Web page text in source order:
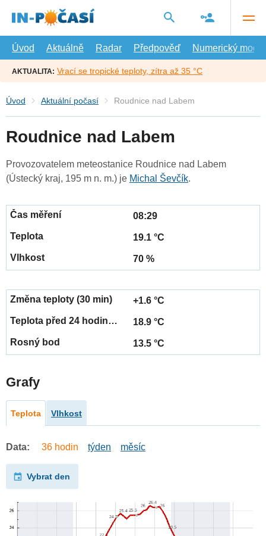
hlavní
Úvod
Aktuálně Radar Předpověď Numerický model
AKTUALITA: Vrací se tropické teploty, zítra až 35 °C
Úvod Aktuální počasí Roudnice nad Labem
Roudnice nad Labem
Provozovatelem meteostanice Roudnice nad Labem
(Ústecký kraj, 195 m n. m.) je Michal Ševčík.
08:29
19.1 °C
70 %
+1.6 °C
18.9 °C
13.5 °C
Grafy
Teplota Vlhkost
Data: 36 hodin týden měsíc
Vybrat den